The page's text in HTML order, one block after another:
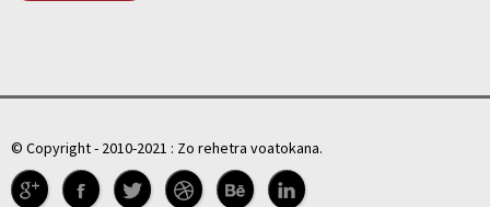
© Copyright - 2010-2021 : Zo rehetra voatokana.